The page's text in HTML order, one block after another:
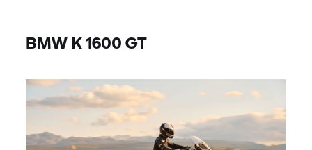
BMWK 1600 GT